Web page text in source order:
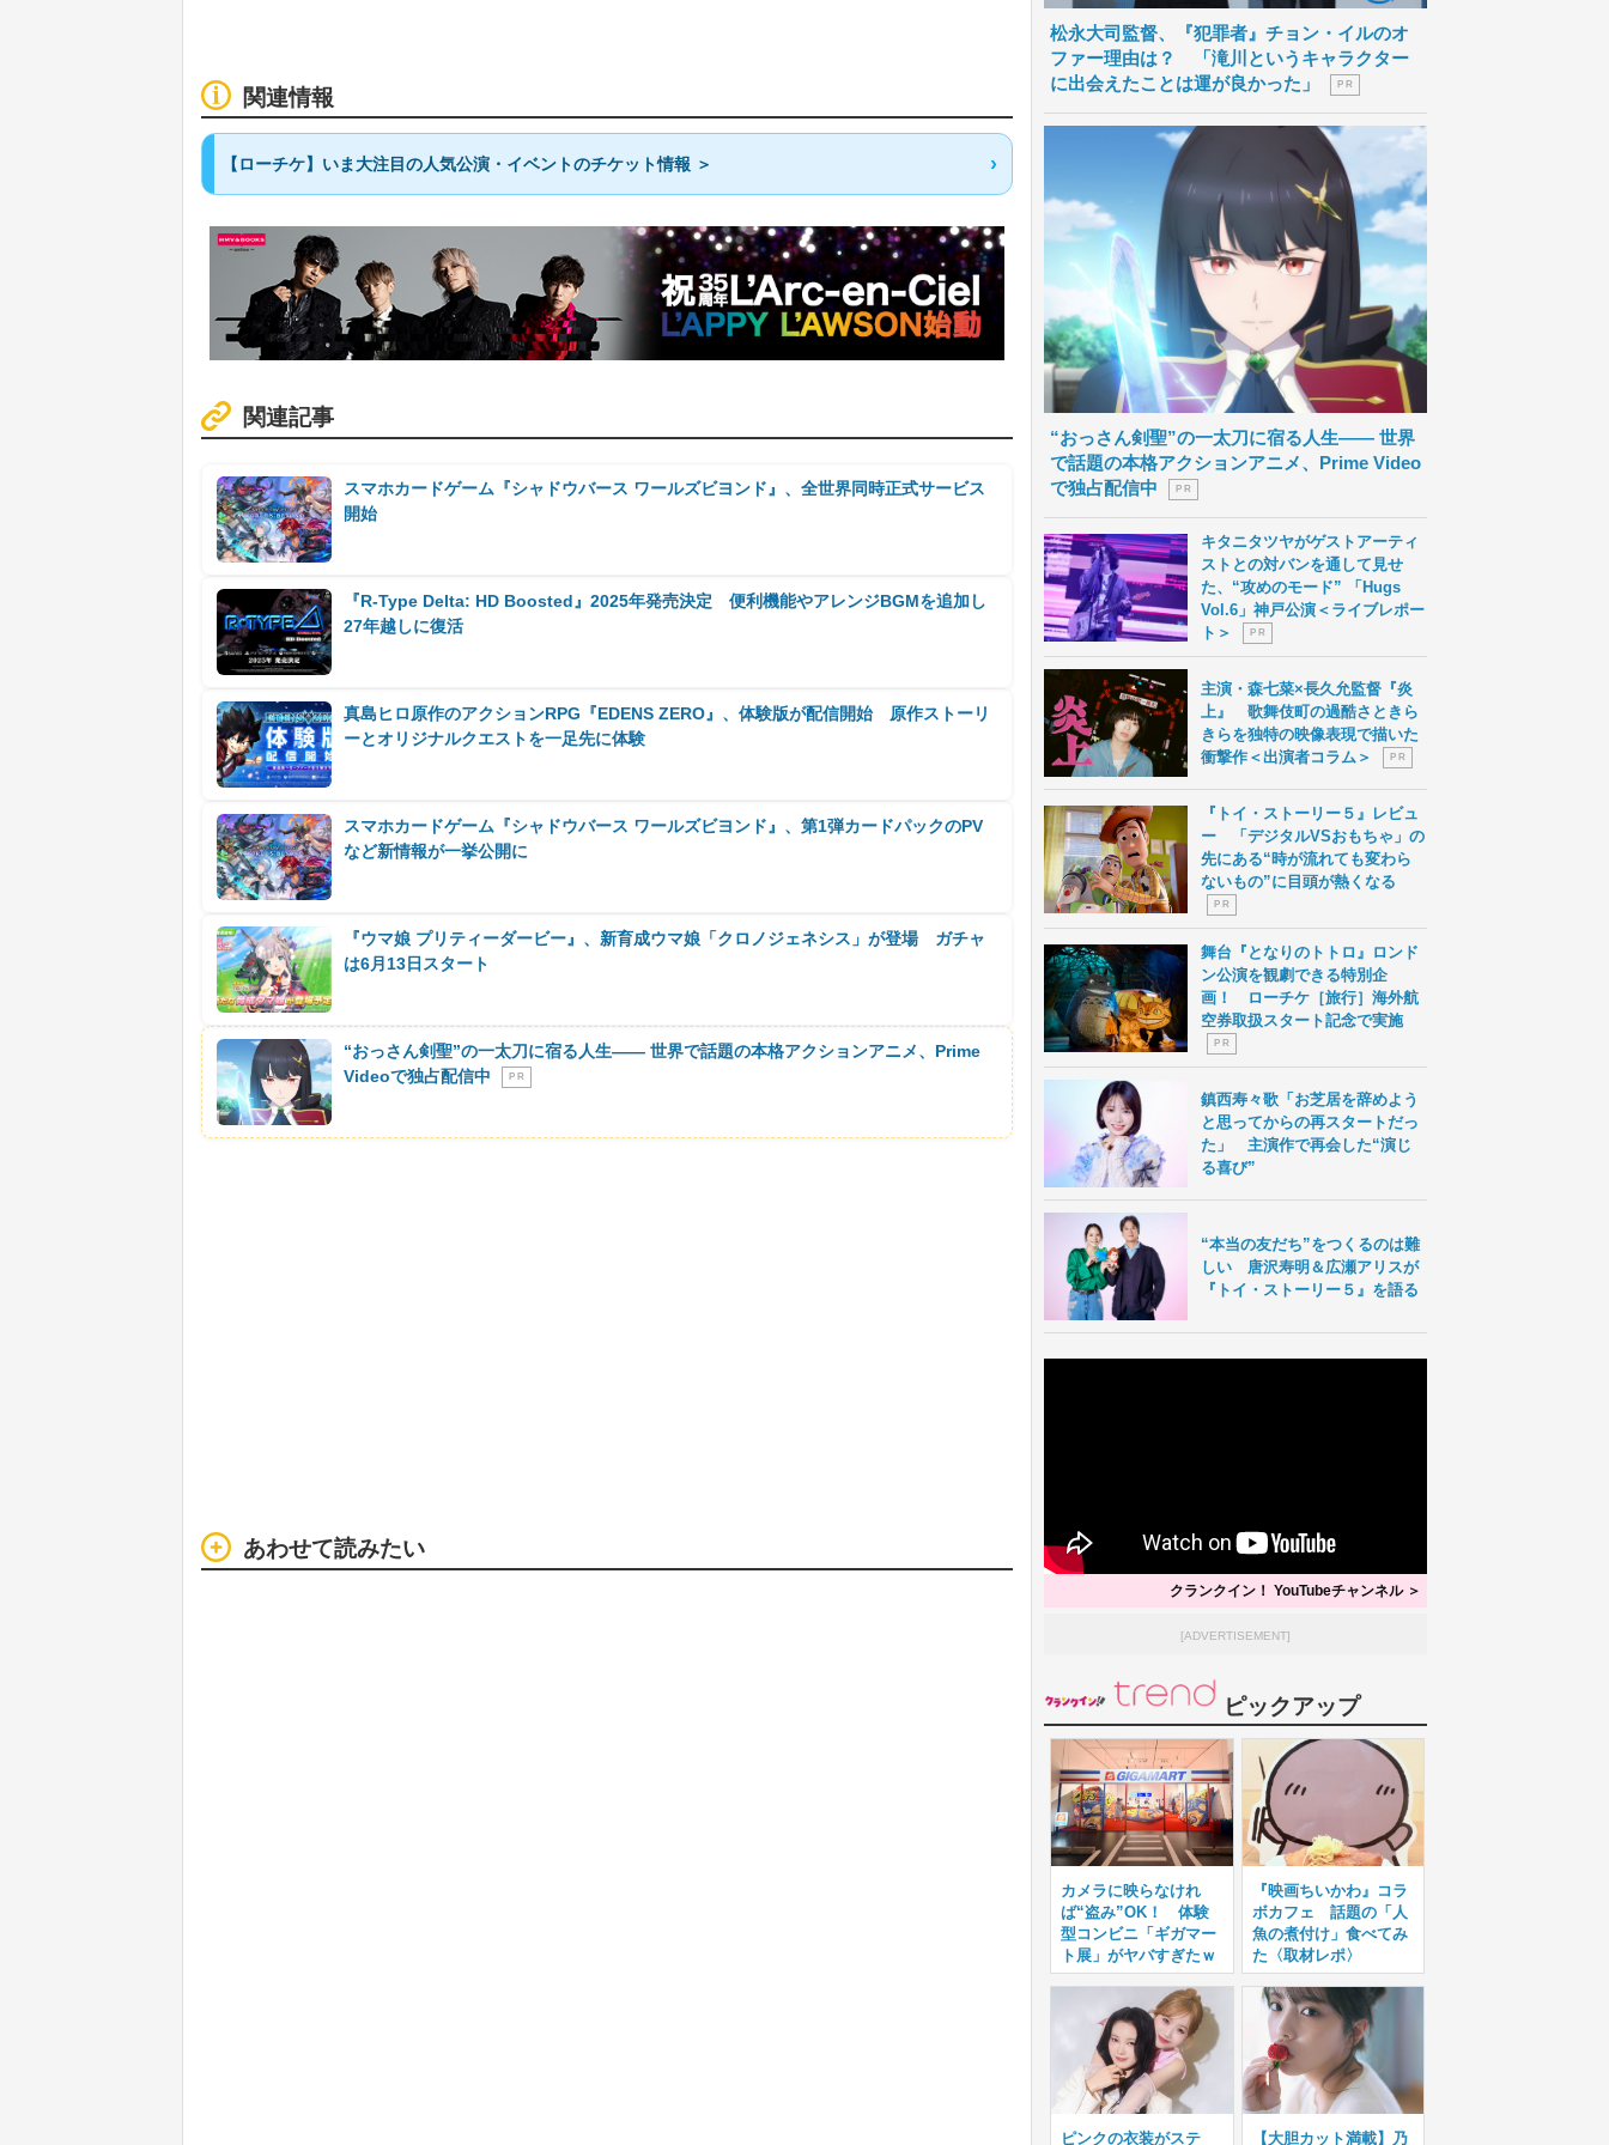
関連情報
【ローチケ】いま大注目の人気公演・イベントのチケット情報 ＞
関連記事
スマホカードゲーム『シャドウバース ワールズビヨンド』、全世界同時正式サービス
開始
『R-Type Delta: HD Boosted』2025年発売決定 便利機能やアレンジBGMを追加し
27年越しに復活
真島ヒロ原作のアクションRPG『EDENS ZERO』、体験版が配信開始 原作ストーリ
ーとオリジナルクエストを一足先に体験
スマホカードゲーム『シャドウバース ワールズビヨンド』、第1弾カードパックのPV
など新情報が一挙公開に
『ウマ娘 プリティーダービー』、新育成ウマ娘「クロノジェネシス」が登場 ガチャ
は6月13日スタート
“おっさん剣聖”の一太刀に宿る人生―― 世界で話題の本格アクションアニメ、Prime
Videoで独占配信中
P R
あわせて読みたい
松永大司監督、『犯罪者』チョン・イルのオ
ファー理由は？ 「滝川というキャラクター
に出会えたことは運が良かった」
P R
“おっさん剣聖”の一太刀に宿る人生―― 世界
で話題の本格アクションアニメ、Prime Video
で独占配信中
P R
キタニタツヤがゲストアーティ
ストとの対バンを通して見せ
た、“攻めのモード” 「Hugs
Vol.6」神戸公演＜ライブレポー
ト＞
P R
主演・森七菜×長久允監督『炎
上』 歌舞伎町の過酷さときら
きらを独特の映像表現で描いた
衝撃作＜出演者コラム＞
P R
『トイ・ストーリー５』レビュ
ー 「デジタルVSおもちゃ」の
先にある“時が流れても変わら
ないもの”に目頭が熱くなる
P R
舞台『となりのトトロ』ロンド
ン公演を観劇できる特別企
画！ ローチケ［旅行］海外航
空券取扱スタート記念で実施
P R
鎮西寿々歌「お芝居を辞めよう
と思ってからの再スタートだっ
た」 主演作で再会した“演じ
る喜び”
“本当の友だち”をつくるのは難
しい 唐沢寿明＆広瀬アリスが
『トイ・ストーリー５』を語る
クランクイン！ YouTubeチャンネル ＞
[ADVERTISEMENT]
ピックアップ
カメラに映らなけれ
ば“盗み”OK！ 体験
型コンビニ「ギガマー
ト展」がヤバすぎたｗ
『映画ちいかわ』コラ
ボカフェ 話題の「人
魚の煮付け」食べてみ
た〈取材レポ〉
ピンクの衣装がステ 【大胆カット満載】乃